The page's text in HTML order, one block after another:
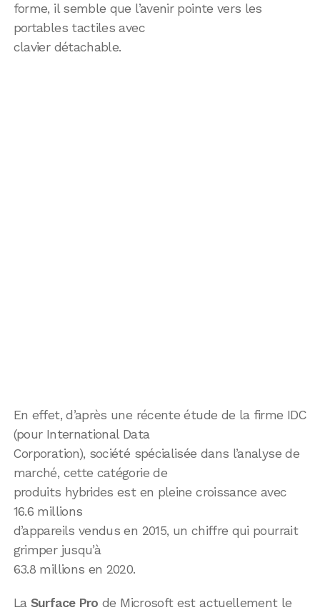
forme, il semble que l’avenir pointe vers les
portables tactiles avec
clavier détachable.
En effet, d’après une récente étude de la firme IDC
(pour International Data
Corporation), société spécialisée dans l’analyse de
marché, cette catégorie de
produits hybrides est en pleine croissance avec
16.6 millions
d’appareils vendus en 2015, un chiffre qui pourrait
grimper jusqu’à
63.8 millions en 2020.
La Surface Pro de Microsoft est actuellement le